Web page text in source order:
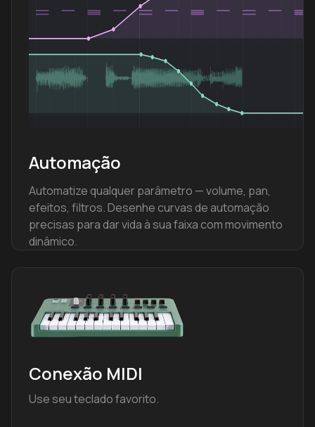
Automação
Automatize qualquer parâmetro — volume, pan,
efeitos, filtros. Desenhe curvas de automação
precisas para dar vida à sua faixa com movimento
dinâmico.
Conexão MIDI
Use seu teclado favorito.